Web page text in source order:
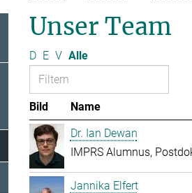
Unser Team
D E V Alle
Bild Name
Dr. Ian Dewan
IMPRS Alumnus,
Jannika Elfert